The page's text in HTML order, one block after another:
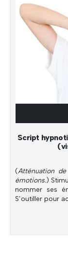
Script
(Atténuation
émotions.)
nommer ses
S’outiller pour